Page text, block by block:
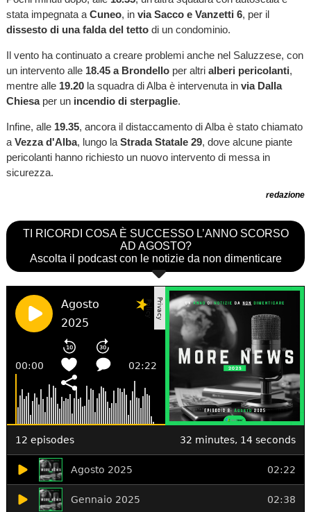
stata impegnata a Cuneo, in via Sacco e Vanzetti 6, per il
dissesto di una falda del tettodi un condominio.
Il vento ha continuato a creare problemi anche nel Saluzzese, con
un intervento alle 18.45 a Brondelloper altri alberi pericolanti,
mentre alle 19.20la squadra di Alba è intervenuta in via Dalla
Chiesaper un incendio di sterpaglie.
Infine, alle 19.35, ancora il distaccamento di Alba è stato chiamato
a Vezza d'Alba, lungo la Strada Statale 29, dove alcune piante
pericolanti hanno richiesto un nuovo intervento di messa in
sicurezza.
redazione
TI RICORDI COSA È SUCCESSO L’ANNO SCORSO
AD AGOSTO?
Ascolta il podcast con le notizie da non dimenticare